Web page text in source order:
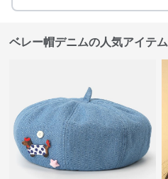
ベレー帽デニムの人気アイテム